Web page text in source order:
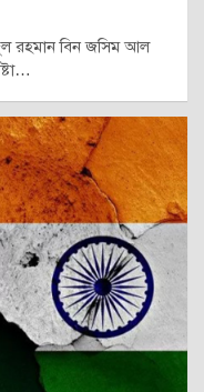
রহমান বিন জসিম আল